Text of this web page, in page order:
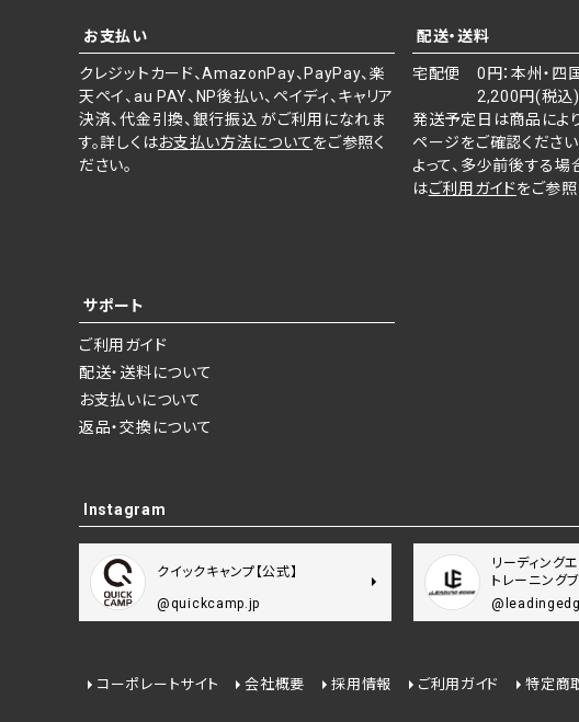
お支払い
クレジットカード、AmazonPay、PayPay、楽
天ペイ、au PAY、NP後払い、ペイディ、キャリア
決済、代金引換、銀行振込 がご利用になれま
す。詳しくはお支払い方法についてをご参照く
ださい。
配送・送料
宅配便 0円：本州・四
2,200円(税込)
発送予定日は商品によ
ページをご確認くださ
よって、多少前後する場
はご利用ガイドをご参照
サポート
ご利用ガイド
配送・送料について
お支払いについて
返品・交換について
Instagram
クイックキャンプ【公式】
@quickcamp.jp
リーディングエ
トレーニング
コーポレートサイト 会社概要 採用情報 ご利用ガイド 特定商